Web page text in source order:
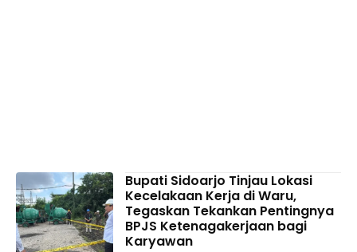
Bupati Sidoarjo Tinjau Lokasi
Kecelakaan Kerja di Waru,
Tegaskan Tekankan Pentingnya
BPJS Ketenagakerjaan bagi
Karyawan